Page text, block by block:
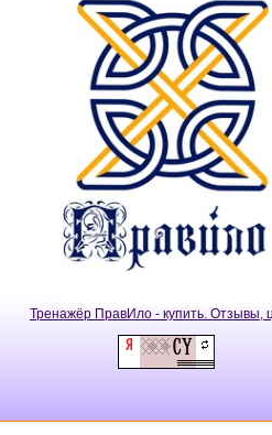
Тренажёр ПравИло - купить. Отзывы,